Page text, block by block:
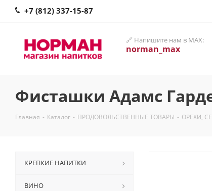
+7 (812) 337-15-87
🔗 Напишите нам в MAX:
norman_max
Фисташки Адамс
Главная - Каталог - ПРОДОВОЛЬСТВЕННЫЕ ТОВАРЫ - ОРЕХИ,
КРЕПКИЕ НАПИТКИ
ВИНО